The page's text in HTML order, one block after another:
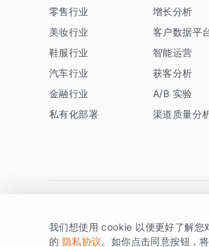
零售行业
美妆行业
鞋服行业
汽车行业
金融行业
私有化部署
增长分析
客户数据平
智能运营
获客分析
A/B 实验
渠道质量分
版权所有 © 北京易数科技有限公司
我们想使用 cookie 以便更好了解您
的 隐私协议。如你点击同意按钮，